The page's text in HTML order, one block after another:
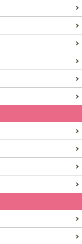
ョージ」。日本